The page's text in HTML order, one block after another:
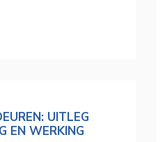
UITLEG
EN WERKING